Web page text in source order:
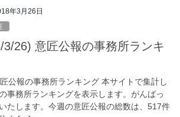
年3月26日
3/26) 意匠公報の事務所ランキ
公報の事務所ランキング 本サイトで集計し
事務所ランキングを表示します。がんばっ
たします。今週の意匠公報の総数は、517件